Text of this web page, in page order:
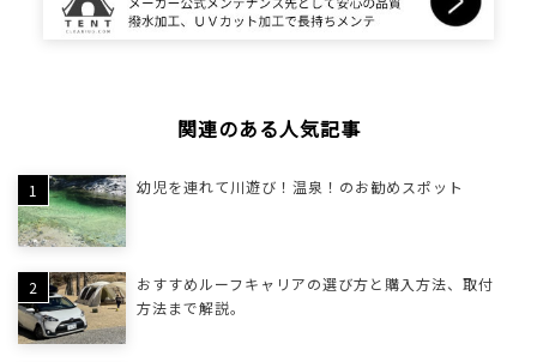
関連のある人気記事
幼児を連れて川遊び！温泉！のお勧めスポット
おすすめルーフキャリアの選び方と購入方法、取付
方法まで解説。